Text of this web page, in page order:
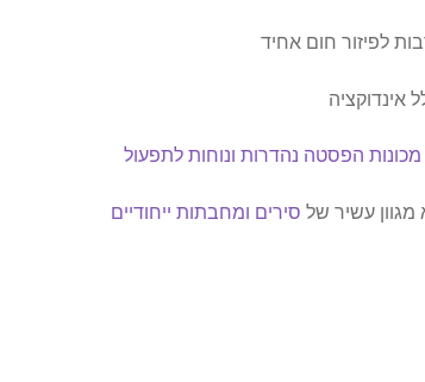
לפיזור חום אחיד
אינדוקציה
מכונות הפסטה נהדרות ונוחות לתפעול
עשיר של סירים ומחבתות ייחודיים